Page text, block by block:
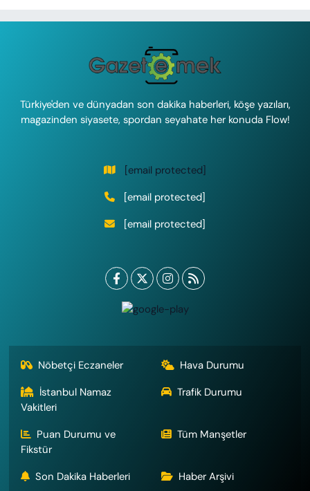
Türkiye'den ve dünyadan son dakika haberleri, köşe yazıları,
magazinden siyasete, spordan seyahate her konuda Flow!
[email protected]
[email protected]
[email protected]
Nöbetçi Eczaneler
Hava Durumu
İstanbul Namaz
Vakitleri
Trafik Durumu
Puan Durumu ve
Fikstür
Tüm Manşetler
Son Dakika Haberleri Haber Arşivi